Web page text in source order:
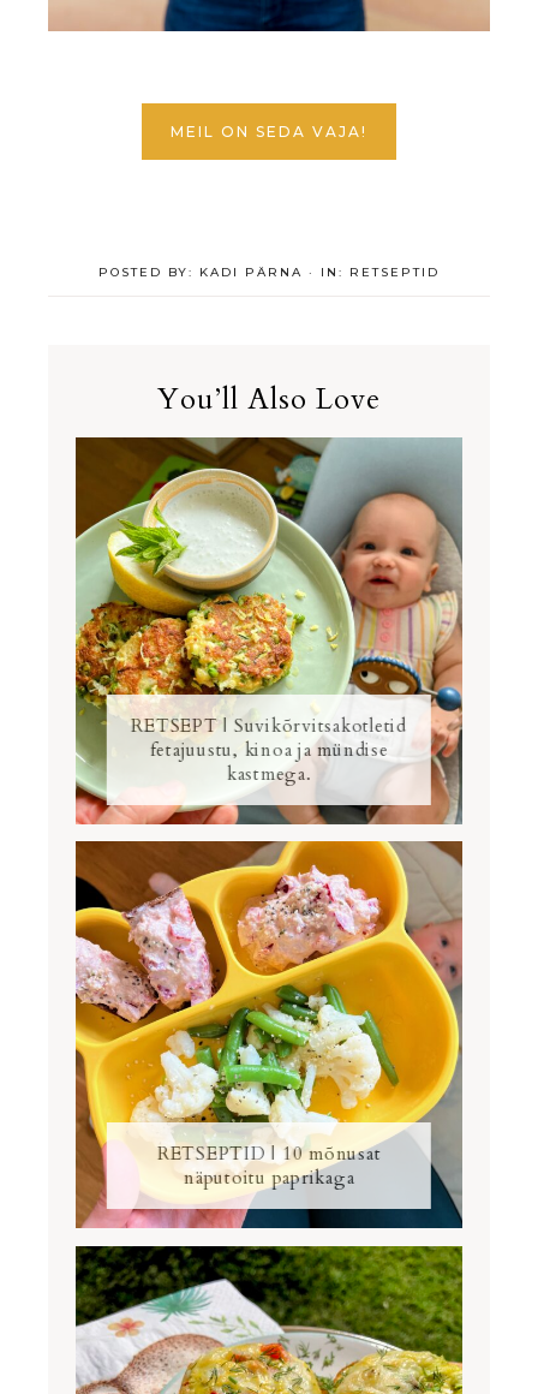
MEIL ON SEDA VAJA!
POSTED BY: KADI PÄRNA · IN: RETSEPTID
You’ll Also Love
RETSEPT | Suvikõrvitsakotletid
fetajuustu, kinoa ja mündise
kastmega.
RETSEPTID | 10 mõnusat
näputoitu paprikaga